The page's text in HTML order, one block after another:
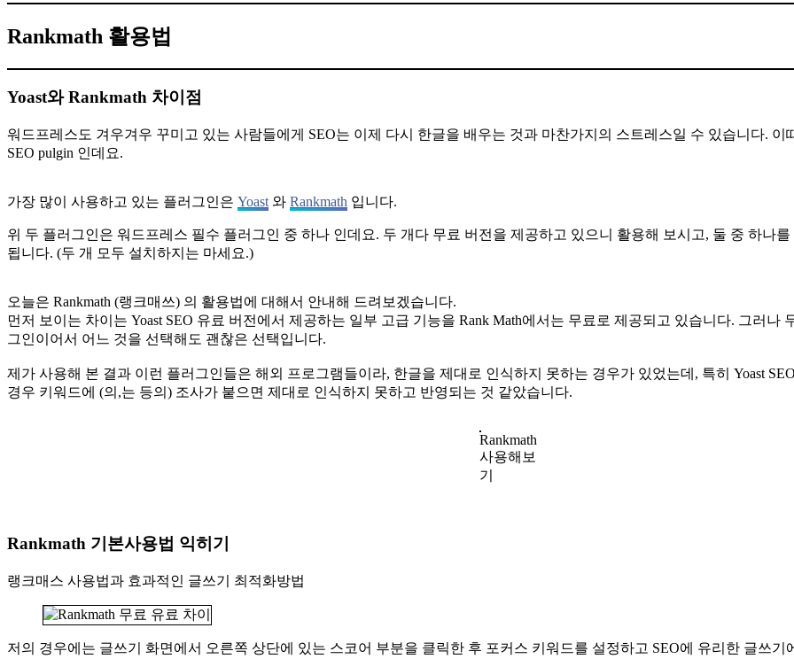
Rankmath 활용법
Yoast와 Rankmath 차이점
워드프레스도 겨우겨우 꾸미고 있는 사람들에게 SEO는 이제 다시 한글을 배우는 것과 마찬가지의 스트레스일 수 있습니다. 이
SEO pulgin 인데요.
가장 많이 사용하고 있는 플러그인은 Yoast 와 Rankmath 입니다.
위 두 플러그인은 워드프레스 필수 플러그인 중 하나 인데요. 두 개다 무료 버전을 제공하고 있으니 활용해 보시고, 둘 중 하나
됩니다. (두 개 모두 설치하지는 마세요.)
오늘은 Rankmath (랭크매쓰) 의 활용법에 대해서 안내해 드려보겠습니다.
먼저 보이는 차이는 Yoast SEO 유료 버전에서 제공하는 일부 고급 기능을 Rank Math에서는 무료로 제공되고 있습니다. 그러나
그인이어서 어느 것을 선택해도 괜찮은 선택입니다.
제가 사용해 본 결과 이런 플러그인들은 해외 프로그램들이라, 한글을 제대로 인식하지 못하는 경우가 있었는데, 특히 Yoast
경우 키워드에 (의,는 등의) 조사가 붙으면 제대로 인식하지 못하고 반영되는 것 같았습니다.
Rankmath
사용해보
기
Rankmath 기본사용법 익히기
랭크매스 사용법과 효과적인 글쓰기 최적화방법
저의 경우에는 글쓰기 화면에서 오른쪽 상단에 있는 스코어 부분을 클릭한 후 포커스 키워드를 설정하고 SEO에 유리한 글쓰기